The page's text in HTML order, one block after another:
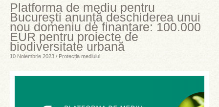
Platforma de mediu pentru
București anunță deschiderea unui
nou domeniu de finanțare: 100.000
EUR pentru proiecte de
biodiversitate urbană
10 Noiembrie 2023 / Protecția mediului